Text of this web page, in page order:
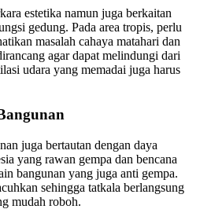
estetika namun juga berkaitan
gedung. Pada area tropis, perlu
masalah cahaya matahari dan
agar dapat melindungi dari
udara yang memadai juga harus
juga bertautan dengan daya
yang rawan gempa dan bencana
bangunan yang juga anti gempa.
sehingga tatkala berlangsung
mudah roboh.